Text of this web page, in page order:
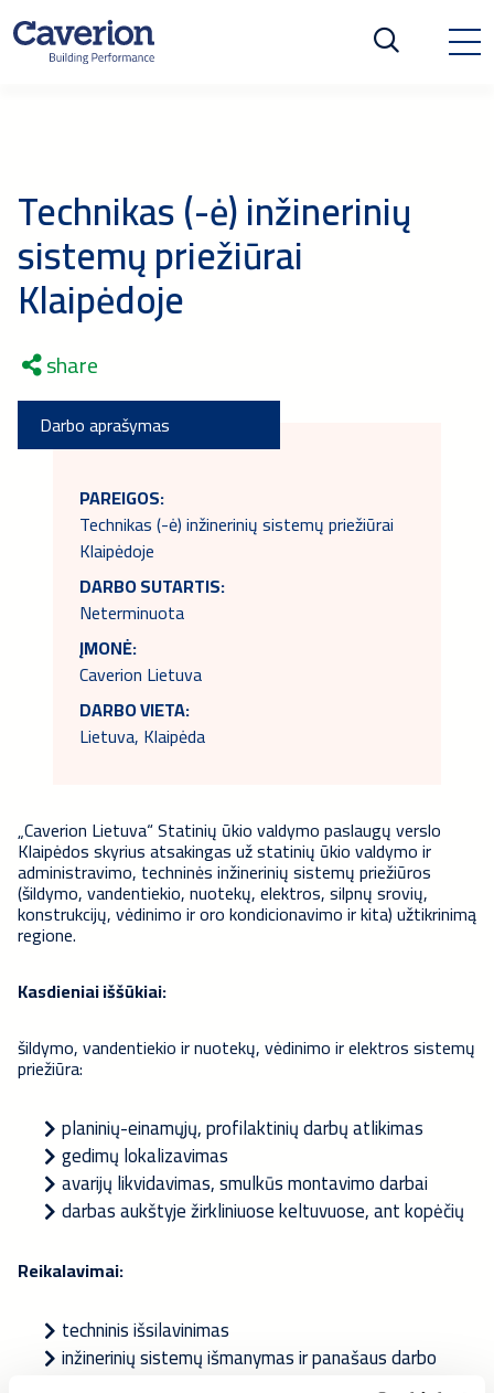
Technikas (-ė) inžinerinių
sistemų priežiūrai
Klaipėdoje
share
Darbo aprašymas
PAREIGOS:
Technikas (-ė) inžinerinių sistemų priežiūrai
Klaipėdoje
DARBO SUTARTIS:
Neterminuota
ĮMONĖ:
Caverion Lietuva
DARBO VIETA:
Lietuva, Klaipėda
„Caverion Lietuva“ Statinių ūkio valdymo paslaugų verslo
Klaipėdos skyrius atsakingas už statinių ūkio valdymo ir
administravimo, techninės inžinerinių sistemų priežiūros
(šildymo, vandentiekio, nuotekų, elektros, silpnų srovių,
konstrukcijų, vėdinimo ir oro kondicionavimo ir kita) užtikrinimą
regione.
Kasdieniai iššūkiai:
šildymo, vandentiekio ir nuotekų, vėdinimo ir elektros sistemų
priežiūra:
planinių-einamųjų, profilaktinių darbų atlikimas
gedimų lokalizavimas
avarijų likvidavimas, smulkūs montavimo darbai
darbas aukštyje žirkliniuose keltuvuose, ant kopėčių
Reikalavimai:
techninis išsilavinimas
inžinerinių sistemų išmanymas ir panašaus darbo